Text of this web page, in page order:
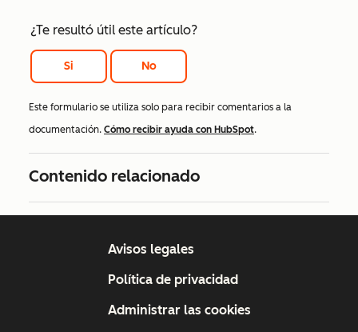
¿Te resultó útil este artículo?
Si No
Este formulario se utiliza solo para recibir comentarios a la
documentación. Cómo recibir ayuda con HubSpot.
Contenido relacionado
Avisos legales
Política de privacidad
Administrar las cookies